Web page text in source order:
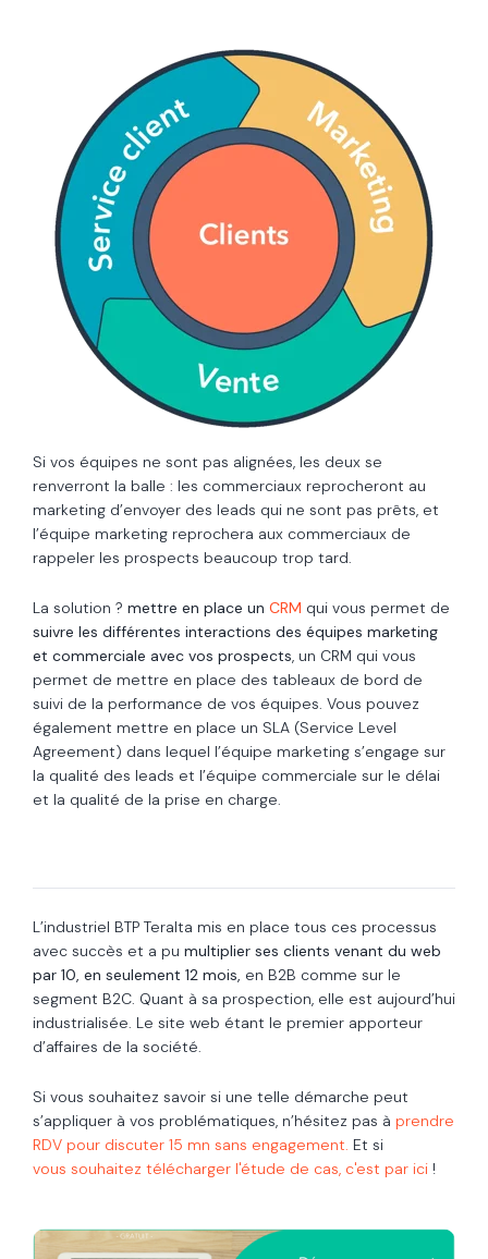
Si vos équipes ne sont pas alignées, les deux se
renverront la balle : les commerciaux reprocheront au
marketing d’envoyer des leads qui ne sont pas prêts, et
l’équipe marketing reprochera aux commerciaux de
rappeler les prospects beaucoup trop tard.
La solution ? mettre en place un CRM qui vous permet de
suivre les différentes interactions des équipes marketing
et commerciale avec vos prospects, un CRM qui vous
permet de mettre en place des tableaux de bord de
suivi de la performance de vos équipes. Vous pouvez
également mettre en place un SLA (Service Level
Agreement) dans lequel l’équipe marketing s’engage sur
la qualité des leads et l’équipe commerciale sur le délai
et la qualité de la prise en charge.
L’industriel BTP Teralta mis en place tous ces processus
avec succès et a pu multiplier ses clients venant du web
par 10, en seulement 12 mois, en B2B comme sur le
segment B2C. Quant à sa prospection, elle est aujourd’hui
industrialisée. Le site web étant le premier apporteur
d’affaires de la société.
Si vous souhaitez savoir si une telle démarche peut
s’appliquer à vos problématiques, n’hésitez pas à prendre
RDV pour discuter 15 mn sans engagement. Et si
vous souhaitez télécharger l'étude de cas, c'est par ici !